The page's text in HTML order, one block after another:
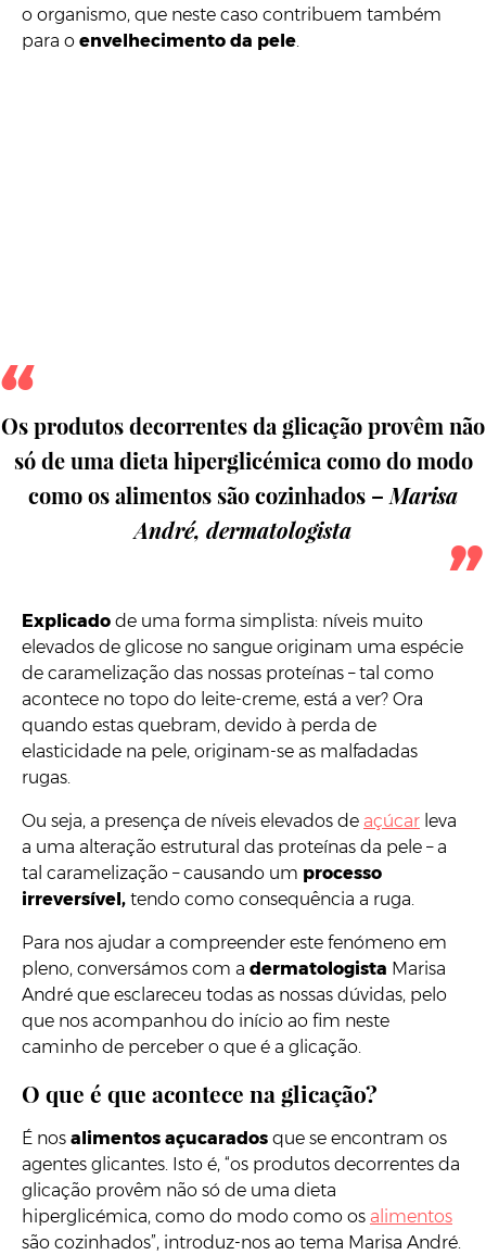
o organismo, que neste caso contribuem também
para o envelhecimento da pele.
Os produtos decorrentes da glicação provêm não
só de uma dieta hiperglicémica como do modo
como os alimentos são cozinhados – Marisa
André, dermatologista
Explicado de uma forma simplista: níveis muito
elevados de glicose no sangue originam uma espécie
de caramelização das nossas proteínas – tal como
acontece no topo do leite-creme, está a ver? Ora
quando estas quebram, devido à perda de
elasticidade na pele, originam-se as malfadadas
rugas.
Ou seja, a presença de níveis elevados de açúcar leva
a uma alteração estrutural das proteínas da pele – a
tal caramelização – causando um processo
irreversível, tendo como consequência a ruga.
Para nos ajudar a compreender este fenómeno em
pleno, conversámos com a dermatologista Marisa
André que esclareceu todas as nossas dúvidas, pelo
que nos acompanhou do início ao fim neste
caminho de perceber o que é a glicação.
O que é que acontece na glicação?
É nos alimentos açucarados que se encontram os
agentes glicantes. Isto é, “os produtos decorrentes da
glicação provêm não só de uma dieta
hiperglicémica, como do modo como os alimentos
são cozinhados”, introduz-nos ao tema Marisa André.